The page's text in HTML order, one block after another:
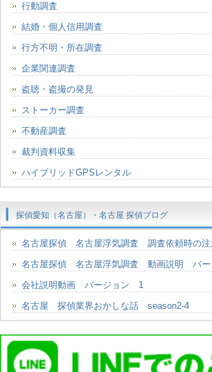
行動調査
結婚・個人信用調査
行方不明・所在調査
企業関連調査
盗聴・盗撮の発見
ストーカー調査
不動産調査
裁判資料収集
ハイブリッドGPSレンタル
探偵愛知（名古屋）・名古屋 探偵ブログ
名古屋探偵 名古屋浮気調査 調査依頼時の注
名古屋探偵 名古屋浮気調査 動画説明 バー
会社説明動画 バージョン 1
名古屋 探偵業界おかしな話 season2-4